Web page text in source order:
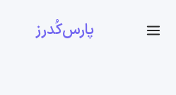
پارس‌کُدرز